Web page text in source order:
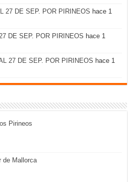
27 DE SEP. POR PIRINEOS hace 1
DE SEP. POR PIRINEOS hace 1
27 DE SEP. POR PIRINEOS hace 1
Pirineos
de Mallorca